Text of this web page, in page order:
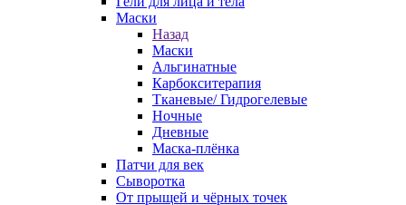
Маски
Назад
Маски
Альгинатные
Карбокситерапия
Тканевые/ Гидрогелевые
Ночные
Дневные
Маска-плёнка
Патчи для век
Сыворотка
От прыщей и чёрных точек